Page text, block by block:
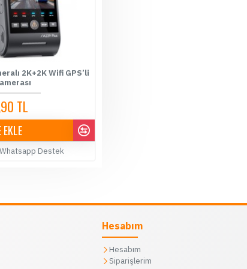
2K+2K Wifi GPS’li
TL
EKLE
Whatsapp Destek
Hesabım
Hesabım
Siparişlerim